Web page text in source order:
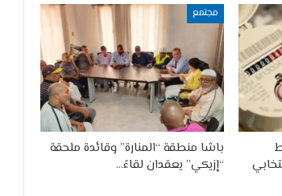
مجتمع
باشا منطقة “المنارة” وقائدة ملحقة
“إزيكي” يعقدان لقاءً…